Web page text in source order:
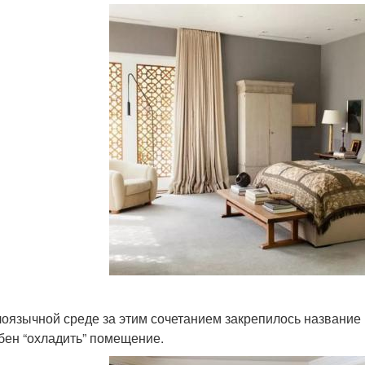
среде за этим сочетанием закрепилось
“охладить” помещение.